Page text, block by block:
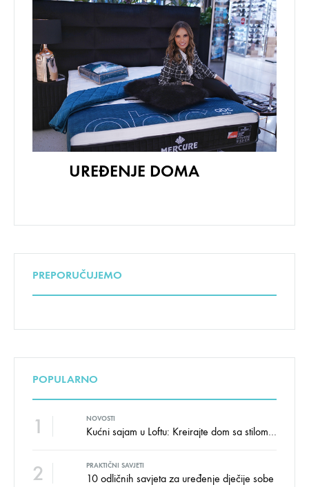
UREĐENJE DOMA
PREPORUČUJEMO
POPULARNO
1 NOVOSTI
Kućni sajam u Loftu: Kreirajte dom sa stilom i udobnošću uz velike uštede!
2 PRAKTIČNI SAVJETI
10 odličnih savjeta za uređenje dječije sobe